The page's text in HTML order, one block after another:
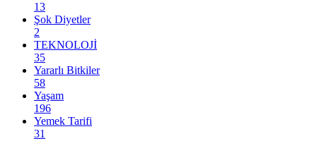
13
Şok Diyetler
2
TEKNOLOJİ
35
Yararlı Bitkiler
58
Yaşam
196
Yemek Tarifi
31